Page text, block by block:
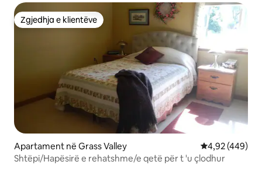
Zgjedhja e klientëve
Zgjedhja e klientëve
Apartament në Grass Valley Vlerësimi
4,92 (449)
Shtëpi/Hapësirë e rehatshme/e qetë për t 'u çlodhur